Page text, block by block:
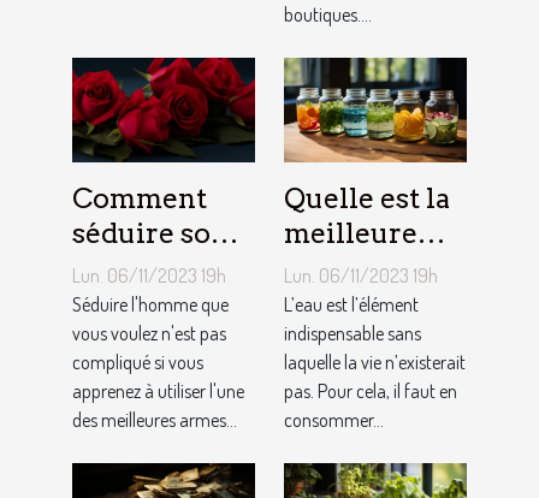
boutiques....
Comment
séduire son
homme ?
Lun. 06/11/2023 19h
Séduire l'homme que
vous voulez n'est pas
compliqué si vous
apprenez à utiliser l'une
des meilleures armes...
Quelle est la
meilleure
quantité
d’eau qu’il
faut au
quotidien ?
Lun. 06/11/2023 19h
L’eau est l’élément
indispensable sans
laquelle la vie n’existerait
pas. Pour cela, il faut en
consommer...